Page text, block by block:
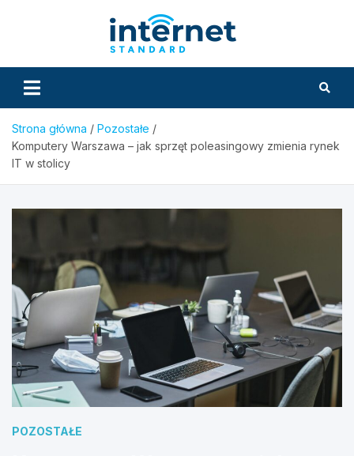
Strona główna
Pozostałe
Komputery Warszawa – jak sprzęt poleasingowy zmienia rynek
IT w stolicy
POZOSTAŁE